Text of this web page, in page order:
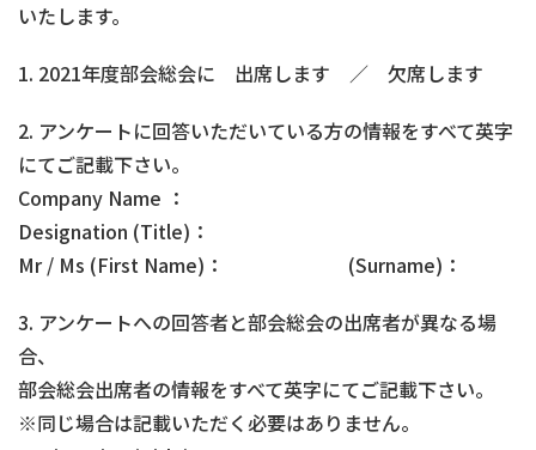
いたします。
1. 2021年度部会総会に 出席します ／ 欠席します
2. アンケートに回答いただいている方の情報をすべて英字
にてご記載下さい。
Company Name ：
Designation (Title)：
Mr / Ms (First Name)： (Surname)：
3. アンケートへの回答者と部会総会の出席者が異なる場
合、
部会総会出席者の情報をすべて英字にてご記載下さい。
※同じ場合は記載いただく必要はありません。